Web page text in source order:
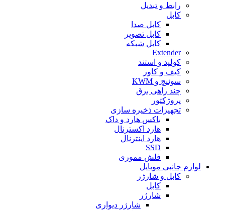
رابط و تبدیل
کابل
کابل صدا
کابل تصویر
کابل شبکه
Extender
کولپد و استند
کیف و کاور
سوئیچ و KWM
چند راهی برق
پروژکتور
تجهیزات ذخیره سازی
باکس هارد و داک
هارد اکسترنال
هارد اینترنال
SSD
فلش مموری
لوازم جانبی موبایل
کابل و شارژر
کابل
شارژر
شارژر دیواری